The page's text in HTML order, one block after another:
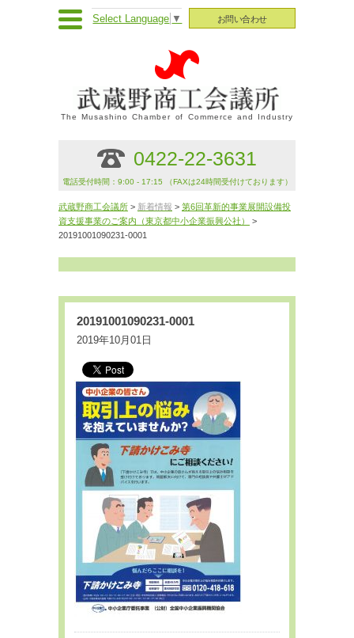
お問い合わせ
Select Language ▼
The Musashino Chamber of Commerce and Industry
0422-22-3631
電話受付時間：9:00 - 17:15 （FAXは24時間受付けております）
武蔵野商工会議所 > 新着情報 > 第6回革新的事業展開設備投
資支援事業のご案内（東京都中小企業振興公社）
>
20191001090231-0001
20191001090231-0001
2019年10月01日